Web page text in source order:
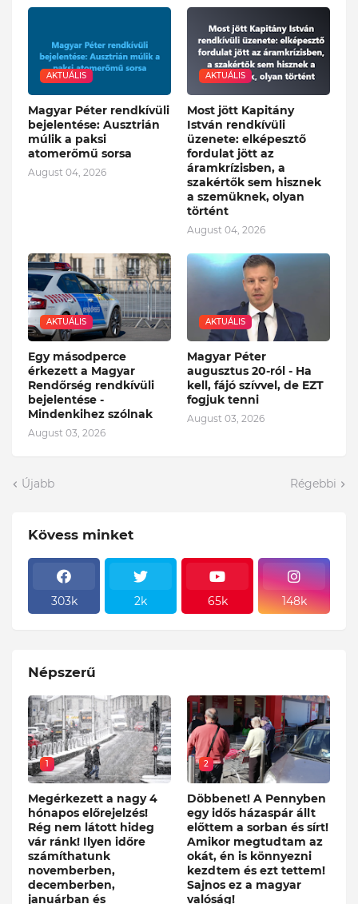
AKTUÁLIS
Magyar Péter rendkívüli
bejelentése: Ausztrián
múlik a paksi
atomerőmű sorsa
August 04, 2026
AKTUÁLIS
Most jött Kapitány
István rendkívüli
üzenete: elképesztő
fordulat jött az
áramkrízisben, a
szakértők sem hisznek
a szemüknek, olyan
történt
August 04, 2026
AKTUÁLIS
Egy másodperce
érkezett a Magyar
Rendőrség rendkívüli
bejelentése -
Mindenkihez szólnak
August 03, 2026
AKTUÁLIS
Magyar Péter
augusztus 20-ról - Ha
kell, fájó szívvel, de EZT
fogjuk tenni
August 03, 2026
Újabb Régebbi
Kövess minket
303k 2k 65k 148k
Népszerű
1
Megérkezett a nagy 4
hónapos előrejelzés!
Rég nem látott hideg
vár ránk! Ilyen időre
számíthatunk
novemberben,
decemberben,
januárban és
2
Döbbenet! A Pennyben
egy idős házaspár állt
előttem a sorban és sírt!
Amikor megtudtam az
okát, én is könnyezni
kezdtem és ezt tettem!
Sajnos ez a magyar
valóság!